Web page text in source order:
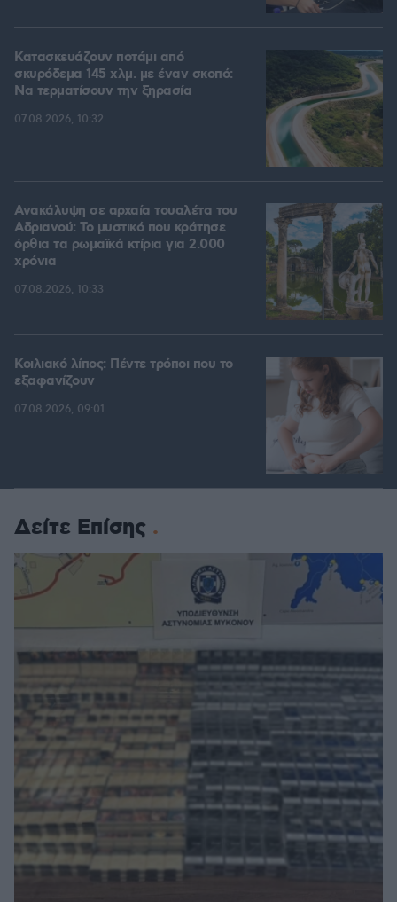
Κατασκευάζουν ποτάμι από
σκυρόδεμα 145 χλμ. με έναν σκοπό:
Να τερματίσουν την ξηρασία
07.08.2026, 10:32
Ανακάλυψη σε αρχαία τουαλέτα του
Αδριανού: Το μυστικό που κράτησε
όρθια τα ρωμαϊκά κτίρια για 2.000
χρόνια
07.08.2026, 10:33
Κοιλιακό λίπος: Πέντε τρόποι που το
εξαφανίζουν
07.08.2026, 09:01
Δείτε Επίσης